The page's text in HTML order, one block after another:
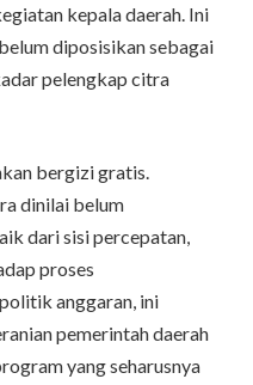
kepala daerah. Ini
diposisikan sebagai
pelengkap citra
bergizi gratis.
dinilai belum
dari sisi percepatan,
proses
anggaran, ini
pemerintah daerah
yang seharusnya